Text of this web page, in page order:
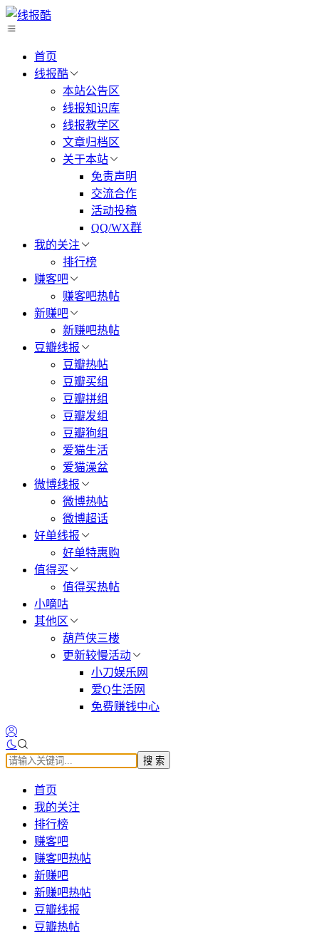
首页
线报酷
本站公告区
线报知识库
线报教学区
文章归档区
关于本站
免责声明
交流合作
活动投稿
QQ/WX群
我的关注
排行榜
赚客吧
赚客吧热帖
新赚吧
新赚吧热帖
豆瓣线报
豆瓣热帖
豆瓣买组
豆瓣拼组
豆瓣发组
豆瓣狗组
爱猫生活
爱猫澡盆
微博线报
微博热帖
微博超话
好单线报
好单特惠购
值得买
值得买热帖
小嘀咕
其他区
葫芦侠三楼
更新较慢活动
小刀娱乐网
爱Q生活网
免费赚钱中心
搜 索
首页
我的关注
排行榜
赚客吧
赚客吧热帖
新赚吧
新赚吧热帖
豆瓣线报
豆瓣热帖